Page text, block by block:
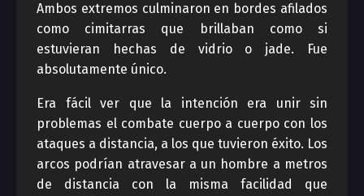
Ambos extremos culminaron en bordes afilados
como cimitarras que brillaban como si
estuvieran hechas de vidrio o jade. Fue
absolutamente único.
Era fácil ver que la intención era unir sin
problemas el combate cuerpo a cuerpo con los
ataques a distancia, a los que tuvieron éxito. Los
arcos podrían atravesar a un hombre a metros
de distancia con la misma facilidad que